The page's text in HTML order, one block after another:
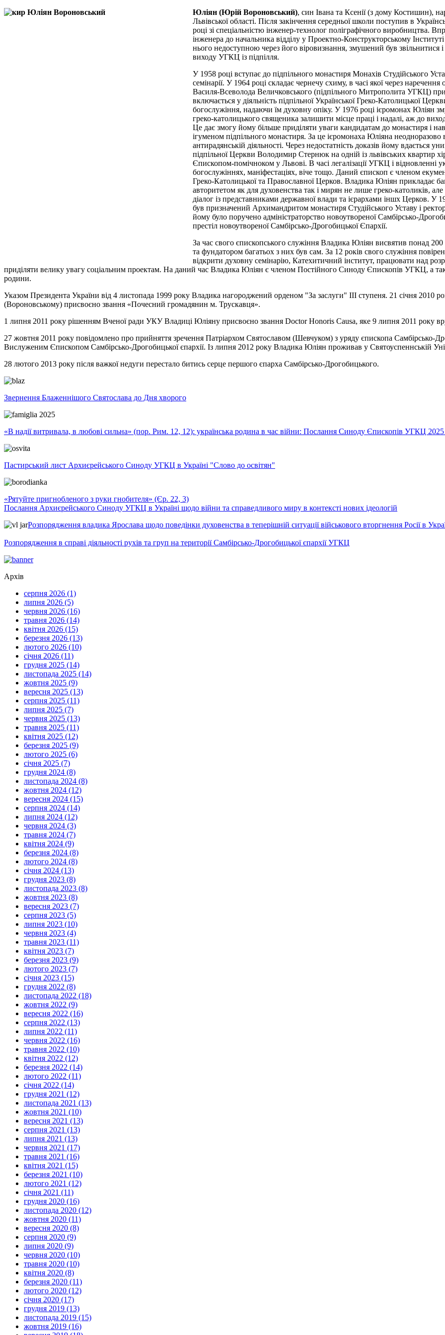
Юліян (Юрій Вороновський), син Івана та Ксенії (з дому Костишин),
Львівської області. Після закінчення середньої школи поступив в
році зі спеціальністю інженер-технолог поліграфічного виробництва.
інженера до начальника відділу у Проектно-Конструкторському
нього недоступною через його віровизнання, змушений був
виходу УГКЦ із підпілля.
У 1958 році вступає до підпільного монастиря Монахів Студійського
семінарії. У 1964 році складає чернечу схиму, в часі якої через
Василя-Всеволода Величковського (підпільного Митрополита УГКЦ)
включається у діяльність підпільної Української Греко-Католицької
богослужіння, надаючи їм духовну опіку. У 1976 році ієромонах Юліян
греко-католицького священика залишити місце праці і надалі, аж до
Це дає змогу йому більше приділяти уваги кандидатам до монастиря і
ігуменом підпільного монастиря. За це ієромонаха Юліяна
антирадянській діяльності. Через недостатність доказів йому
підпільної Церкви Володимир Стернюк на одній із львівських квартир
Єпископом-помічноком у Львові. В часі легалізації УГКЦ і відновленні
богослужіннях, маніфестаціях, віче тощо. Даний єпископ є членом
Греко-Католицької та Православної Церков. Владика Юліян прикладає
авторитетом як для духовенства так і мирян не лише греко-католиків,
діалог із представниками державної влади та ієрархами іншх
був призначений Архимандритом монастиря Студійського Уставу і
йому було поручено адміністраторство новоутвореної Самбірсько-
престіл новоутвореної Самбірсько-Дрогобицької Єпархії.
За час свого єпископського служіння Владика Юліян висвятив понад
та фундатором багатьох з них був сам. За 12 років свого служіння
відкрити духовну семінарію, Катехитичний інститут, працювати над
приділяти велику увагу соціальним проектам. На даний час Владика Юліян є членом Постійного Синоду Єпископів УГКЦ, а
родини.
Указом Президента України від 4 листопада 1999 року Владика нагороджений орденом "За заслуги" ІІІ ступеня. 21 січня 2010
(Вороновському) присвоєно звання «Почесний громадянин м. Трускавця».
1 липня 2011 року рішенням Вченої ради УКУ Владиці Юліяну присвоєно звання Doctor Honoris Causa, яке 9 липня 2011
27 жовтня 2011 року повідомлено про прийняття зречення Патріархом Святославом (Шевчуком) з уряду єпископа
Вислуженим Єпископом Самбірсько-Дрогобицької єпархії. Із липня 2012 року Владика Юліян проживав у Святоуспеннській
28 лютого 2013 року після важкої недуги перестало битись серце першого єпарха Самбірсько-Дрогобицького.
Звернення Блаженнішого Святослава до Дня хворого
«В надії витривала, в любові сильна» (пор. Рим. 12, 12): українська родина в час війни: Послання Синоду Єпископів УГКЦ
Пастирський лист Архиєрейського Синоду УГКЦ в Україні "Слово до освітян"
«Рятуйте пригнобленого з руки гнобителя» (Єр. 22, 3)
Послання Архиєрейського Синоду УГКЦ в Україні щодо війни та справедливого миру в контексті нових ідеологій
Розпорядження владика Ярослава щодо поведінки духовенства в теперішній ситуації військового вторгнення Росії в
Розпорядження в справі діяльності рухів та груп на території Самбірсько-Дрогобицької єпархії УГКЦ
Архів
серпня 2026 (1)
липня 2026 (5)
червня 2026 (16)
травня 2026 (14)
квітня 2026 (15)
березня 2026 (13)
лютого 2026 (10)
січня 2026 (11)
грудня 2025 (14)
листопада 2025 (14)
жовтня 2025 (9)
вересня 2025 (13)
серпня 2025 (11)
липня 2025 (7)
червня 2025 (13)
травня 2025 (11)
квітня 2025 (12)
березня 2025 (9)
лютого 2025 (6)
січня 2025 (7)
грудня 2024 (8)
листопада 2024 (8)
жовтня 2024 (12)
вересня 2024 (15)
серпня 2024 (14)
липня 2024 (12)
червня 2024 (3)
травня 2024 (7)
квітня 2024 (9)
березня 2024 (8)
лютого 2024 (8)
січня 2024 (13)
грудня 2023 (8)
листопада 2023 (8)
жовтня 2023 (8)
вересня 2023 (7)
серпня 2023 (5)
липня 2023 (10)
червня 2023 (4)
травня 2023 (11)
квітня 2023 (7)
березня 2023 (9)
лютого 2023 (7)
січня 2023 (15)
грудня 2022 (8)
листопада 2022 (18)
жовтня 2022 (9)
вересня 2022 (16)
серпня 2022 (13)
липня 2022 (11)
червня 2022 (16)
травня 2022 (10)
квітня 2022 (12)
березня 2022 (14)
лютого 2022 (11)
січня 2022 (14)
грудня 2021 (12)
листопада 2021 (13)
жовтня 2021 (10)
вересня 2021 (13)
серпня 2021 (13)
липня 2021 (13)
червня 2021 (17)
травня 2021 (16)
квітня 2021 (15)
березня 2021 (10)
лютого 2021 (12)
січня 2021 (11)
грудня 2020 (16)
листопада 2020 (12)
жовтня 2020 (11)
вересня 2020 (8)
серпня 2020 (9)
липня 2020 (9)
червня 2020 (10)
травня 2020 (10)
квітня 2020 (8)
березня 2020 (11)
лютого 2020 (12)
січня 2020 (17)
грудня 2019 (13)
листопада 2019 (15)
жовтня 2019 (16)